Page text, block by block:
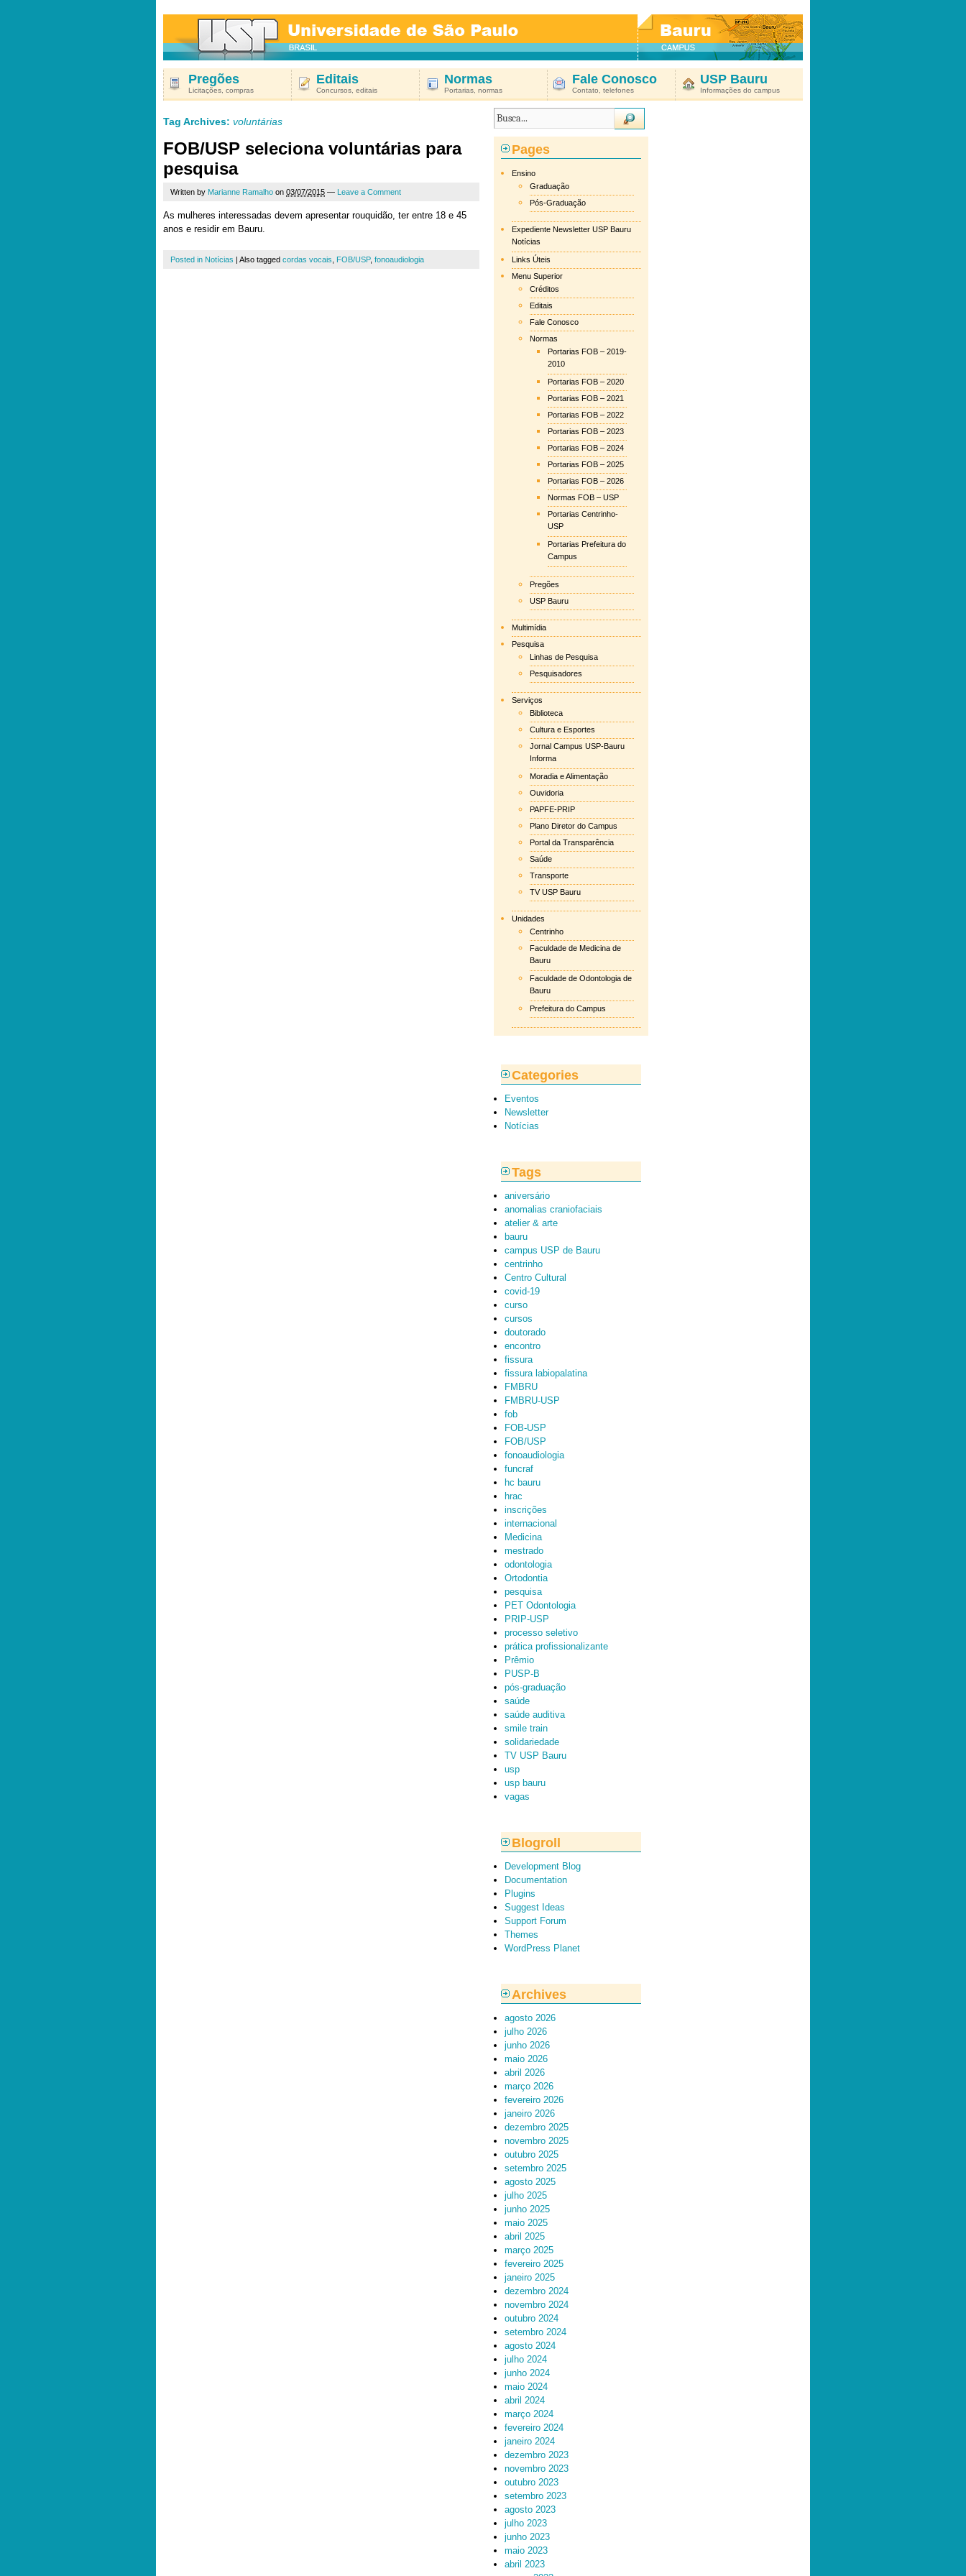
Pregões
Licitações, compras
Editais
Concursos, editais
Normas
Portarias, normas
Fale Conosco
Contato, telefones
USP Bauru
Informações do campus
Tag Archives: voluntárias
FOB/USP seleciona voluntárias para
pesquisa
Written by Marianne Ramalho on 03/07/2015 — Leave a Comment
As mulheres interessadas devem apresentar rouquidão, ter entre 18 e 45
anos e residir em Bauru.
Posted in Notícias | Also tagged cordas vocais FOB/USP, fonoaudiologia
Pages
Ensino
Graduação
Pós-Graduação
Expediente Newsletter USP Bauru
Notícias
Links Úteis
Menu Superior
Créditos
Editais
Fale Conosco
Normas
Portarias FOB – 2019-
2010
Portarias FOB – 2020
Portarias FOB – 2021
Portarias FOB – 2022
Portarias FOB – 2023
Portarias FOB – 2024
Portarias FOB – 2025
Portarias FOB – 2026
Normas FOB – USP
Portarias Centrinho-
USP
Portarias Prefeitura do
Campus
Pregões
USP Bauru
Multimídia
Pesquisa
Linhas de Pesquisa
Pesquisadores
Serviços
Biblioteca
Cultura e Esportes
Jornal Campus USP-Bauru
Informa
Moradia e Alimentação
Ouvidoria
PAPFE-PRIP
Plano Diretor do Campus
Portal da Transparência
Saúde
Transporte
TV USP Bauru
Unidades
Centrinho
Faculdade de Medicina de
Bauru
Faculdade de Odontologia de
Bauru
Prefeitura do Campus
Categories
Eventos
Newsletter
Notícias
Tags
aniversário
anomalias craniofaciais
atelier & arte
bauru
campus USP de Bauru
centrinho
Centro Cultural
covid-19
curso
cursos
doutorado
encontro
fissura
fissura labiopalatina
FMBRU
FMBRU-USP
fob
FOB-USP
FOB/USP
fonoaudiologia
funcraf
hc bauru
hrac
inscrições
internacional
Medicina
mestrado
odontologia
Ortodontia
pesquisa
PET Odontologia
PRIP-USP
processo seletivo
prática profissionalizante
Prêmio
PUSP-B
pós-graduação
saúde
saúde auditiva
smile train
solidariedade
TV USP Bauru
usp
usp bauru
vagas
Blogroll
Development Blog
Documentation
Plugins
Suggest Ideas
Support Forum
Themes
WordPress Planet
Archives
agosto 2026
julho 2026
junho 2026
maio 2026
abril 2026
março 2026
fevereiro 2026
janeiro 2026
dezembro 2025
novembro 2025
outubro 2025
setembro 2025
agosto 2025
julho 2025
junho 2025
maio 2025
abril 2025
março 2025
fevereiro 2025
janeiro 2025
dezembro 2024
novembro 2024
outubro 2024
setembro 2024
agosto 2024
julho 2024
junho 2024
maio 2024
abril 2024
março 2024
fevereiro 2024
janeiro 2024
dezembro 2023
novembro 2023
outubro 2023
setembro 2023
agosto 2023
julho 2023
junho 2023
maio 2023
abril 2023